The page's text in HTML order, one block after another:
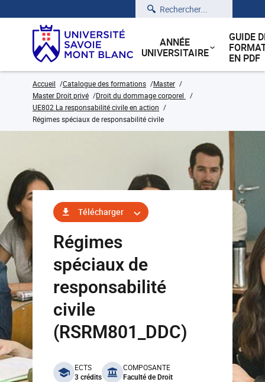
Rechercher
ANNÉE
UNIVERSITAIRE
GUIDE
EN PDF
Accueil Catalogue des formations
Master
Master Droit privé
Droit du dommage corporel
UE802 La responsabilité civile en action
Régimes spéciaux de responsabilité civile
Télécharger
Régimes
spéciaux de
responsabilité
civile
(RSRM801_DDC)
benefits
ECTS
3 crédits
COMPOSANTE
Faculté de Droit